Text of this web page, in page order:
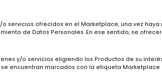
estarán regidos estrictamente tanto por
de la compañía, las cuales se entienden
y conocimiento de los términos aquí
y/o servicios ofrecidos en el
Tratamiento de Datos Personales. En ese